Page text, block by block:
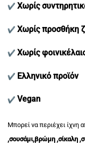
Χωρίς
Χωρίς προσθήκη
Χωρίς
Ελληνικό προϊόν
Vegan
Μπορεί να περιέχει ίχνη
,σουσάμι,βρώμη ,σίκαλη